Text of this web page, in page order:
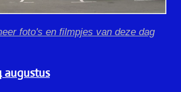
foto's en filmpjes van deze dag
augustus